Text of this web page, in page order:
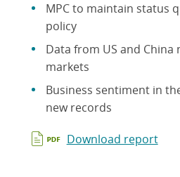
MPC to maintain status
policy
Data from US and
markets
Business sentiment in
new records
Download report